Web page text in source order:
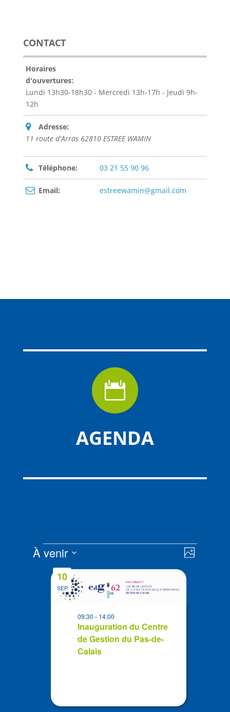
CONTACT
Horaires
d'ouvertures:
Lundi 13h30-18h30 - Mercredi 13h-17h - Jeudi 9h-
12h
Adresse:
11 route d'Arras 62810 ESTREE WAMIN
Téléphone: 03 21 55 90 96
Email: estreewamin@gmail.com

AGENDA
Évènements de
Photo
À venir
Sélectionnez
List
events
SEP
10
Inauguration du Centre
de Gestion du Pas-de-
Calais
09:30- 14:00